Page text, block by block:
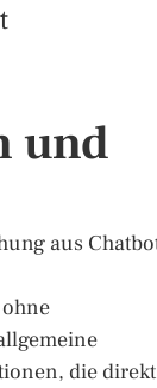
und
aus
die direkt